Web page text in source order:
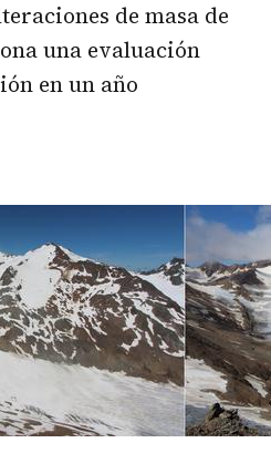
de masa de
una evaluación
en un año